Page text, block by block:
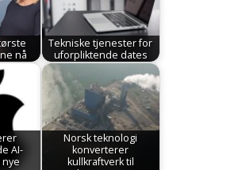
nå
Tekniske tjenester for
uforpliktende dates
AI-
Norsk teknologi
konverterer
kullkraftverk til